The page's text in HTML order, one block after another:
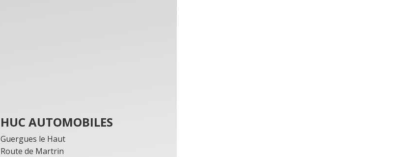
HUC AUTOMOBILES
Guergues le Haut
Route de Martrin